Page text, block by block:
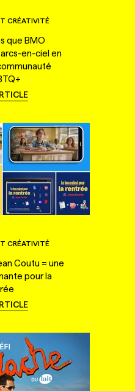
CRÉATIVITÉ
que BMO
en-ciel en
CRÉATIVITÉ
Coutu = une
pour la